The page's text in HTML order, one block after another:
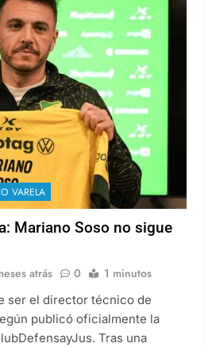
VARELA
Mariano Soso no sigue
atrás 0 1 minutos
ser el director técnico de
publicó oficialmente la
Tras una